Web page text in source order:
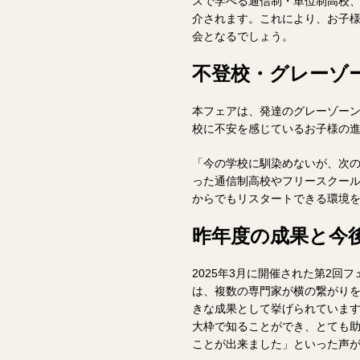
介されます。これにより、お子
会となるでしょう。
不登校・グレーゾ
本フェアは、発達のグレーゾー
校に不安を感じているお子様の
「今の学校に馴染めないが、次
った通信制高校やフリースクー
からでもリスタートできる環境
昨年度の成果と今
2025年3月に開催された第2回
は、複数の専門家が横の繋がり
きな成果として挙げられていま
大枠で知ることができ、とても
ことが出来ました」といった声